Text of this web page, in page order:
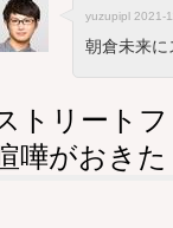
yuzupipl 2021-
朝倉未来に
トリート
嘩がおきた